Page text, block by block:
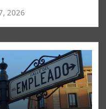
2026